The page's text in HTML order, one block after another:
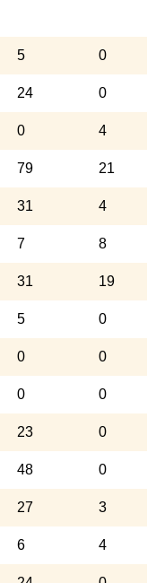
5
0
24
0
0
4
79
21
31
4
7
8
31
19
5
0
0
0
0
0
23
0
48
0
27
3
6
4